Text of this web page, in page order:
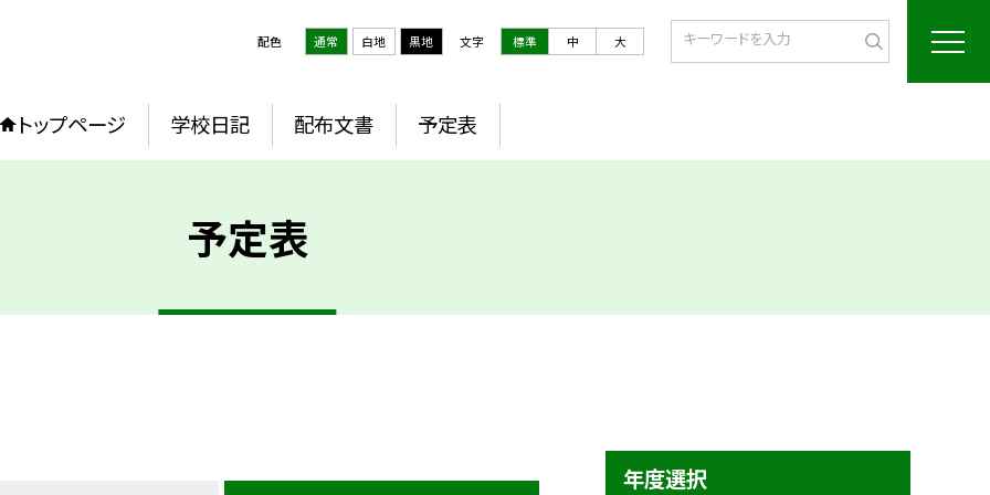
配色 通常 白地 黒地 文字 標準 中 大
トップページ 学校日記 配布文書 予定表
予定表
年度選択